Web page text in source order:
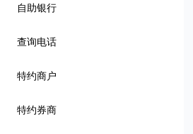
自助银行
查询电话
特约商户
特约券商